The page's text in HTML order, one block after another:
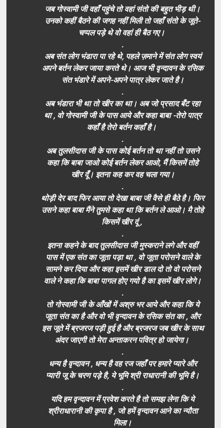
जब गोस्वामी जी वहाँ पहुंचे तो वहां संतो की बहुत भीड़ थी।
उनको कहीं बैठने की जगह नहीं मिली तो जहाँ संतो के जूते-
चप्पल पड़े थे वो वहां ही बैठ गए।
.
अब संत लोग भंडारा पा रहे थे, पहले ज़माने में संत लोग स्वयं
अपने बर्तन लेकर जाया करते थे। आज भी वृन्दावन के रसिक
संत भंडारे में अपने-अपने पात्र लेकर जाते है।
.
अब भंडारा भी था तो खीर का था। अब जो प्रसाद बँट रहा
था , वो गोस्वामी जी के पास आये और कहा बाबा -तेरो पात्र
कहाँ है तेरो बर्तन कहाँ है।
.
अब तुलसीदास जी के पास कोई बर्तन तो था नहीं तो उसने
कहा कि बाबा जाओ कोई बर्तन लेकर आओ, मैं किसमें तोहे
खीर दूँ। इतना कह कर वह चला गया।
.
थोड़ी देर बाद फिर आया तो देखा बाबा जी वैसे ही बैठे है। फिर
उसने कहा बाबा मैंने तुमसे कहा था कि बर्तन ले आओ। मै तोहे
किसमें खीर दूं ,
.
इतना कहने के बाद तुलसीदास जी मुस्कराने लगे और वहीं
पास में एक संत का जूता पड़ा था , वो जूता परोसने वाले के
सामने कर दिया और कहा इसमें खीर डाल दो तो वो परोसने
वाले ने कहा कि बाबा पागल होए गयो है का इसमें खीर लोगे।
.
तो गोस्वामी जी के आँखों में अश्रु भर आये और कहा कि ये
जूता संत का है और वो भी वृन्दावन के रसिक संत का , और
इस जूते में ब्रजरज पड़ी हुई है और ब्रजरज जब खीर के साथ
अंदर जाएगी तो मेरा अन्ताकरन पवित्र हो जायेगा।
.
धन्य है वृन्दावन , धन्य है वह रज जहाँ पर हमारे प्यारे और
प्यारी जू के चरण पड़े है, ये भूमि श्री राधारानी की भूमि है।
.
यदि हम वृन्दावन में प्रवेश करते है तो समझ लेना कि ये
श्रीराधारानी की कृपा है , जो हमें वृन्दावन आने का न्यौता
मिला।